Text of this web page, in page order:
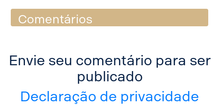
Comentários
Envie seu comentário para ser
publicado
Declaração de privacidade